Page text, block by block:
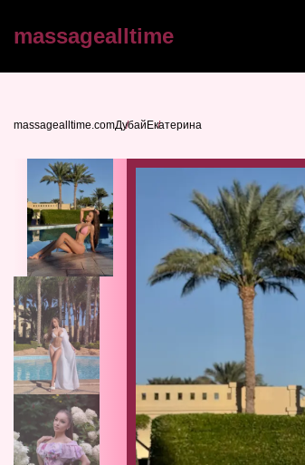
massagealltime
massagealltime.comДубайЕкатерина